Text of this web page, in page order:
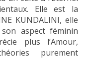
Elle est la
KUNDALINI, elle
aspect féminin
plus l’Amour,
purement